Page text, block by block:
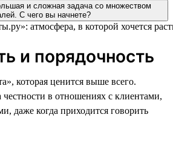
и сложная задача со множеством
С чего вы начнете?
и порядочность
которая ценится выше всего.
честности в отношениях с клиентами,
даже когда приходится говорить